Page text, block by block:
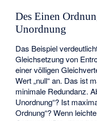
Des Einen
Unordnung
Das Beispiel
Gleichsetzung von
einer völligen
Wert „null“ an. Das ist
minimale Redundanz.
Unordnung“? Ist
Ordnung“? Wenn